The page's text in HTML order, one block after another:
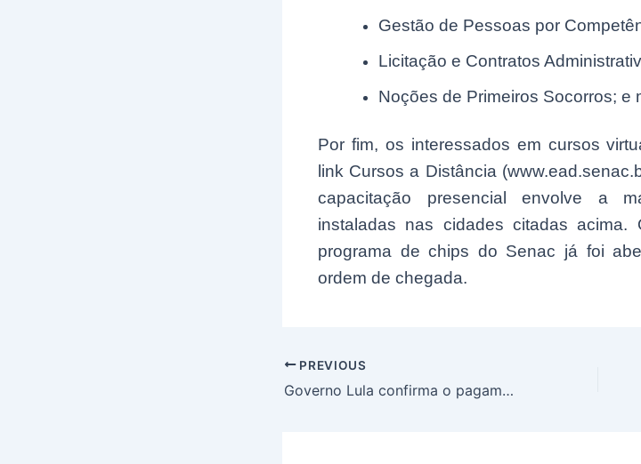
Gestão de Pessoas por
Licitação e Contratos
Noções de Primeiros Socorros; e
Por fim, os interessados em cursos
link Cursos a Distância
capacitação presencial envolve a
instaladas nas cidades citadas acima.
programa de chips do Senac já foi
ordem de chegada.
Post
navigation
PREVIOUS
Governo Lula confirma o pagamento de R$ 1,2 MIL para as mães solteiras; Veja programação